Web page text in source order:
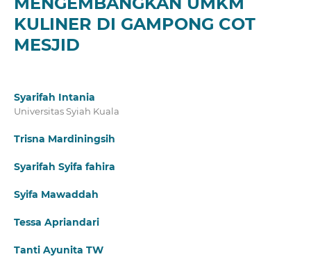
KULINER DI GAMPONG COT
MESJID
Syarifah Intania
Universitas Syiah Kuala
Trisna Mardiningsih
Syarifah Syifa fahira
Syifa Mawaddah
Tessa Apriandari
Tanti Ayunita TW